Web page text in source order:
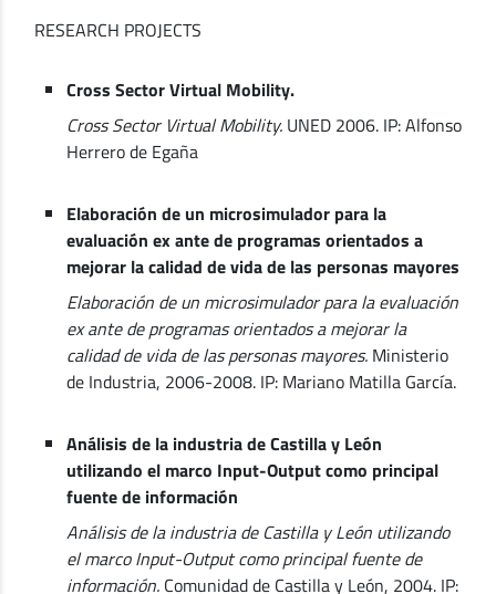
RESEARCH PROJECTS
Cross Sector Virtual Mobility.
Cross Sector Virtual Mobility. UNED 2006. IP: Alfonso
Herrero de Egaña
Elaboración de un microsimulador para la
evaluación ex ante de programas orientados a
mejorar la calidad de vida de las personas mayores
Elaboración de un microsimulador para la evaluación
ex ante de programas orientados a mejorar la
calidad de vida de las personas mayores. Ministerio
de Industria, 2006-2008. IP: Mariano Matilla García.
Análisis de la industria de Castilla y León
utilizando el marco Input-Output como principal
fuente de información
Análisis de la industria de Castilla y León utilizando
el marco Input-Output como principal fuente de
información. Comunidad de Castilla y León, 2004. IP: